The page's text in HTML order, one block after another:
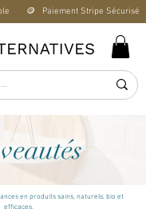
🪙   Paiement Stripe
en produits sains, naturels, bio et
efficaces.